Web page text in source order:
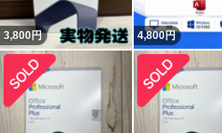
3,800円 4,800円